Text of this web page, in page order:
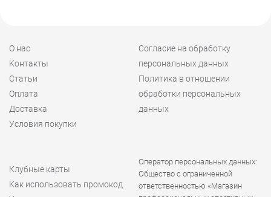
О нас
Контакты
Статьи
Оплата
Доставка
Условия покупки
Согласие на обработку
персональных данных
Политика в отношении
обработки персональных
данных
Клубные карты
Как использовать промокод
Оператор персональных данных:
Общество с ограниченной
ответственностью «Магазин